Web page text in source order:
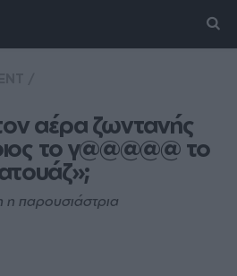
αέρα ζωντανής
το γ@@@@@ το
παρουσιάστρια